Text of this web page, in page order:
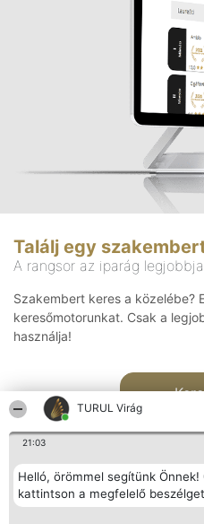
TURUL Virág
21:03
Helló, örömmel segítünk Önnek!
kattintson a megfelelő
Találj egy
A rangsor az iparág
Szakembert keres a közelébe?
keresőmotorunkat. Csak a
használja!